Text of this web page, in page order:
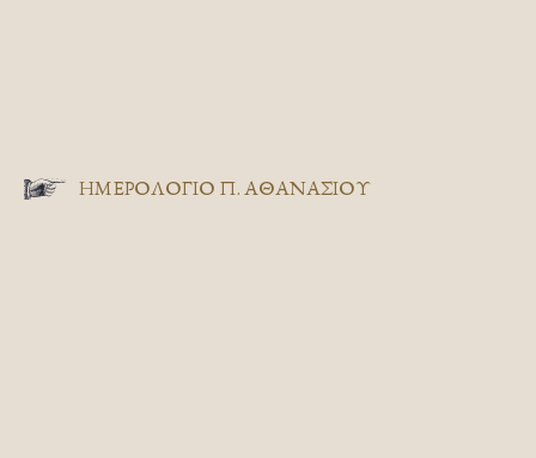
ΗΜΕΡΟΛΟΓΙΟ Π. ΑΘΑΝΑΣΙΟΥ